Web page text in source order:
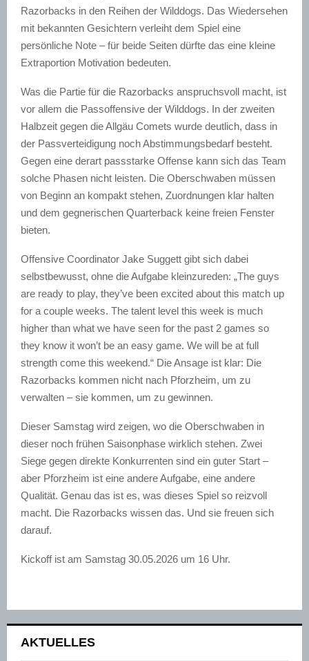
Razorbacks in den Reihen der Wilddogs. Das Wiedersehen
mit bekannten Gesichtern verleiht dem Spiel eine
persönliche Note – für beide Seiten dürfte das eine kleine
Extraportion Motivation bedeuten.
Was die Partie für die Razorbacks anspruchsvoll macht, ist
vor allem die Passoffensive der Wilddogs. In der zweiten
Halbzeit gegen die Allgäu Comets wurde deutlich, dass in
der Passverteidigung noch Abstimmungsbedarf besteht.
Gegen eine derart passstarke Offense kann sich das Team
solche Phasen nicht leisten. Die Oberschwaben müssen
von Beginn an kompakt stehen, Zuordnungen klar halten
und dem gegnerischen Quarterback keine freien Fenster
bieten.
Offensive Coordinator Jake Suggett gibt sich dabei
selbstbewusst, ohne die Aufgabe kleinzureden: „The guys
are ready to play, they’ve been excited about this match up
for a couple weeks. The talent level this week is much
higher than what we have seen for the past 2 games so
they know it won’t be an easy game. We will be at full
strength come this weekend.“ Die Ansage ist klar: Die
Razorbacks kommen nicht nach Pforzheim, um zu
verwalten – sie kommen, um zu gewinnen.
Dieser Samstag wird zeigen, wo die Oberschwaben in
dieser noch frühen Saisonphase wirklich stehen. Zwei
Siege gegen direkte Konkurrenten sind ein guter Start –
aber Pforzheim ist eine andere Aufgabe, eine andere
Qualität. Genau das ist es, was dieses Spiel so reizvoll
macht. Die Razorbacks wissen das. Und sie freuen sich
darauf.
Kickoff ist am Samstag 30.05.2026 um 16 Uhr.
AKTUELLES